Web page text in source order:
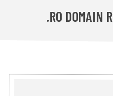
2 990 Ft/hó
.RO DOMAIN